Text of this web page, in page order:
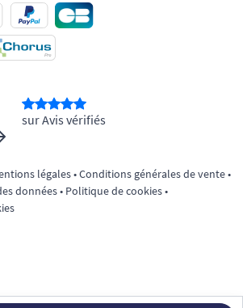
sur Avis vérifiés
légales•Conditions générales de vente•
données• Politique de cookies•